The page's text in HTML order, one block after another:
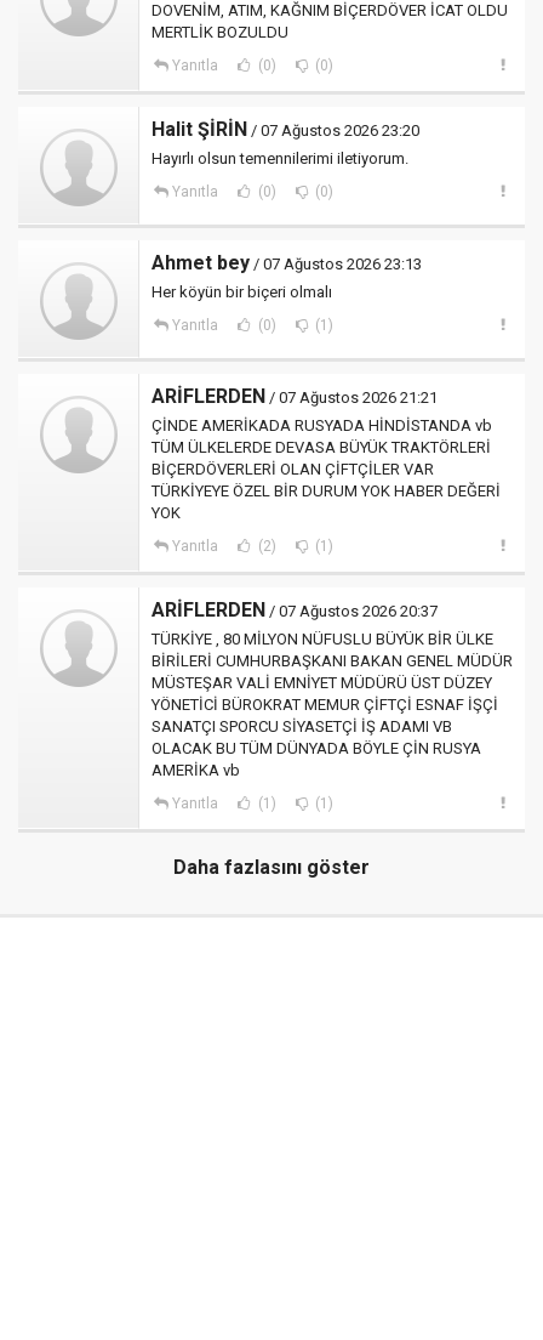
DOVENİM, ATIM, KAĞNIM BİÇERDÖVER İCAT OLDU
MERTLİK BOZULDU
Yanıtla (0) (0)
Halit ŞİRİN / 07 Ağustos 2026 23:20
Hayırlı olsun temennilerimi iletiyorum.
Yanıtla (0) (0)
Ahmet bey / 07 Ağustos 2026 23:13
Her köyün bir biçeri olmalı
Yanıtla (0) (1)
ARİFLERDEN / 07 Ağustos 2026 21:21
ÇİNDE AMERİKADA RUSYADA HİNDİSTANDA vb
TÜM ÜLKELERDE DEVASA BÜYÜK TRAKTÖRLERİ
BİÇERDÖVERLERİ OLAN ÇİFTÇİLER VAR
TÜRKİYEYE ÖZEL BİR DURUM YOK HABER DEĞERİ
YOK
Yanıtla (2) (1)
ARİFLERDEN / 07 Ağustos 2026 20:37
TÜRKİYE , 80 MİLYON NÜFUSLU BÜYÜK BİR ÜLKE
BİRİLERİ CUMHURBAŞKANI BAKAN GENEL MÜDÜR
MÜSTEŞAR VALİ EMNİYET MÜDÜRÜ ÜST DÜZEY
YÖNETİCİ BÜROKRAT MEMUR ÇİFTÇİ ESNAF İŞÇİ
SANATÇI SPORCU SİYASETÇİ İŞ ADAMI VB
OLACAK BU TÜM DÜNYADA BÖYLE ÇİN RUSYA
AMERİKA vb
Yanıtla (1) (1)
Daha fazlasını göster